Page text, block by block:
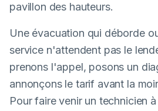
pavillon des hauteurs.
Une évacuation qui déborde
service n'attendent pas le
prenons l'appel, posons un
annonçons le tarif avant la
Pour faire venir un technicien